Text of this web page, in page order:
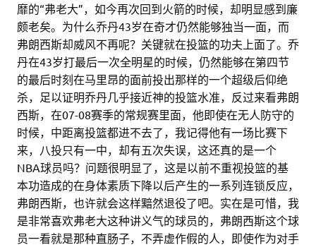
靡的“弗老大”，如今再次回到火箭的时候，却明显感到廉
颇老矣。为什么乔丹43岁在奇才仍然能够独当一面，而
弗朗西斯却威风不再呢？关键就在投篮的功夫上面了。乔
丹在43岁打最后一次全明星的时候，仍然能够在第四节
的最后时刻在马里昂的面前投出那样的一个超级后仰绝
杀，足以证明乔丹几乎接近神的投篮水准，反过来看弗朗
西斯，在07-08赛季的常规赛里面，他即使在无人防守的
时候，中距离投篮都进不去了，我记得他有一场比赛下
来，八投只有一中，却有五次失误，这还真的是一个
NBA球员吗？问题很明显了，这是以前不重视投篮的基
本功造成的在身体素质下降以后产生的一系列连锁反应，
弗朗西斯，也许就会这样黯然退役了吧。实在是可惜，我
是非常喜欢弗老大这种讲义气的球员的，弗朗西斯这个球
员一看就是那种直肠子，不弄虚作假的人，即使作为对手